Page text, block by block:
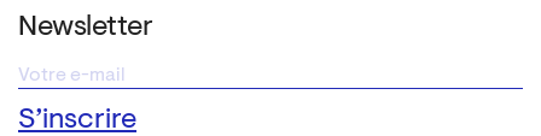
Newsletter